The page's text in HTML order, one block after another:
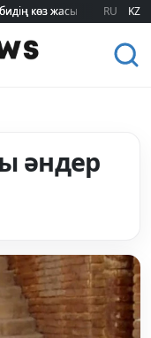
көз жасы:
көз жасы: RU KZ
әндер